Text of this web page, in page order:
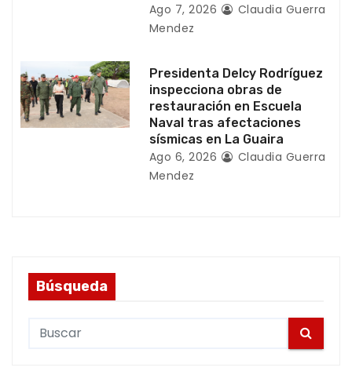
Ago 7, 2026
Claudia Guerra
Mendez
Presidenta Delcy Rodríguez
inspecciona obras de
restauración en Escuela
Naval tras afectaciones
sísmicas en La Guaira
Ago 6, 2026
Claudia Guerra
Mendez
Búsqueda